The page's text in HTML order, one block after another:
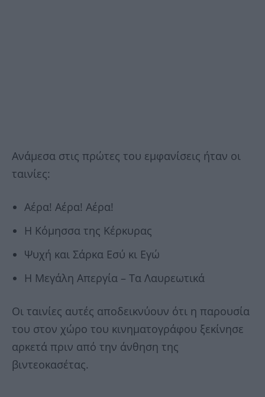
Ανάμεσα στις πρώτες του εμφανίσεις ήταν οι
ταινίες:
Αέρα! Αέρα! Αέρα!
Η Κόμησσα της Κέρκυρας
Ψυχή και Σάρκα Εσύ κι Εγώ
Η Μεγάλη Απεργία – Τα Λαυρεωτικά
Οι ταινίες αυτές αποδεικνύουν ότι η παρουσία
του στον χώρο του κινηματογράφου ξεκίνησε
αρκετά πριν από την άνθηση της
βιντεοκασέτας.